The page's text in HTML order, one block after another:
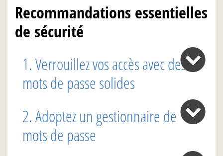
Recommandations essentielles
de sécurité
1. Verrouillez vos accès avec des
mots de passe solides
2. Adoptez un gestionnaire de
mots de passe